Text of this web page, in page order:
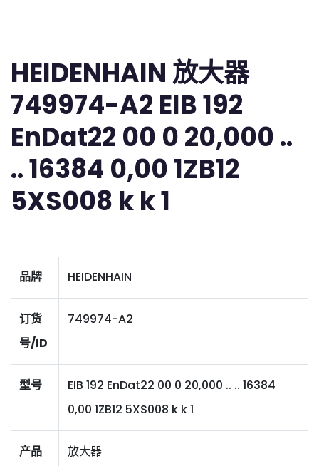
HEIDENHAIN 放大器
749974-A2 EIB 192
EnDat22 00 0 20,000 ..
.. 16384 0,00 1ZB12
5XS008 k k 1
品牌 HEIDENHAIN
订货
号/ID
749974-A2
型号
EIB 192 EnDat22 00 0 20,000 .. .. 16384
0,00 1ZB12 5XS008 k k 1
产品
放大器